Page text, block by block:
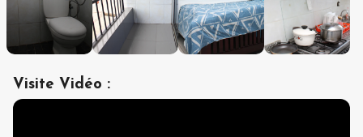
Visite Vidéo :